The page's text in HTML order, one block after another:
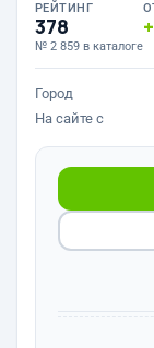
РЕЙТИНГ
378
№ 2 859 в каталоге
Город
На сайте с